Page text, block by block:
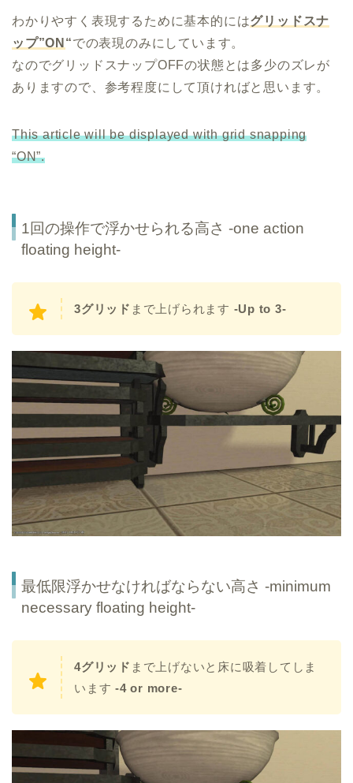
わかりやすく表現するために基本的にはグリッドスナ
ップ”ON “での表現のみにしています。
なのでグリッドスナップOFFの状態とは多少のズレが
ありますので、参考程度にして頂ければと思います。
This article will be displayed with grid snapping
“ON”.
1回の操作で浮かせられる高さ -one action
floating height-
3グリッド まで上げられます -Up to 3-
最低限浮かせなければならない高さ -minimum
necessary floating height-
4グリッド まで上げないと床に吸着してしま
います-4 or more-